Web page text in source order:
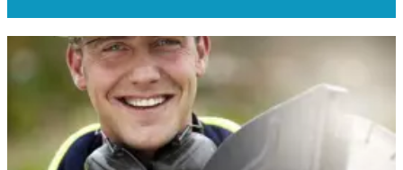
Это просто
Быстро режет бетон, асфальт и сталь. Просто и
эффективно.